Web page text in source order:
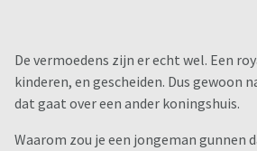
De vermoedens zijn er echt wel. Een
kinderen, en gescheiden. Dus gewoon
dat gaat over een ander koningshuis.
Waarom zou je een jongeman gunnen